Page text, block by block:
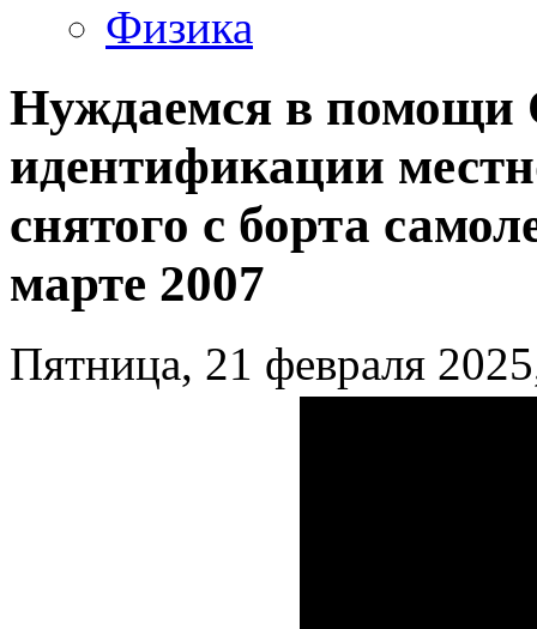
Физика
Нуждаемся в помощи
идентификации
снятого с борта
марте 2007
Пятница, 21 февраля